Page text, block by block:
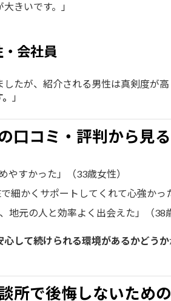
きいです。」
会社員
したが、紹介される男性は真剣度が
」
口コミ・評判から見る
やすかった」（33歳女性）
細かくサポートしてくれて心強かっ
地元の人と効率よく出会えた」（38
心して続けられる環境があるかどうか
所で後悔しないため